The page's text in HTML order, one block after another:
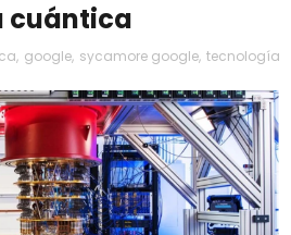
cuántica
, google, sycamore google, tecnología